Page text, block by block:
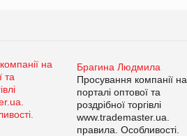
Брагина Людмила
Просування компанії на
порталі оптової та
роздрібної торгівлі
www.trademaster.ua.
правила. Особливості.